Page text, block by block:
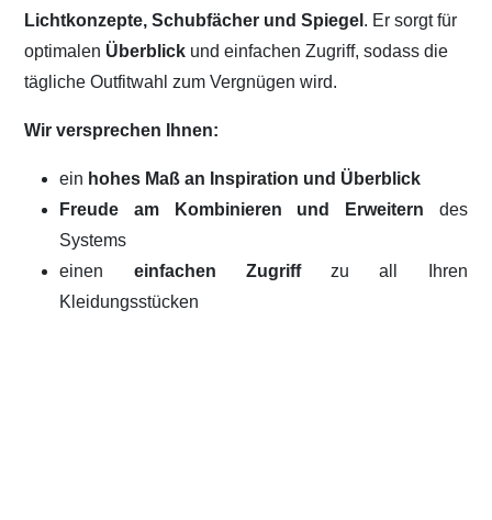
Lichtkonzepte, Schubfächer und Spiegel . Er sorgt für
optimalen Überblick und einfachen Zugriff, sodass die
tägliche Outfitwahl zum Vergnügen wird.
Wir versprechen Ihnen:
ein hohes Maß an Inspiration und Überblick
Freude am Kombinieren und Erweitern des
Systems
einen einfachen Zugriffzu all Ihren
Kleidungsstücken